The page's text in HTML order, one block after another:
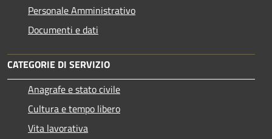
Personale Amministrativo
Documenti e dati
CATEGORIE DI SERVIZIO
Anagrafe e stato civile
Cultura e tempo libero
Vita lavorativa